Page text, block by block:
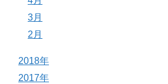
3月
2月
2018年
2017年